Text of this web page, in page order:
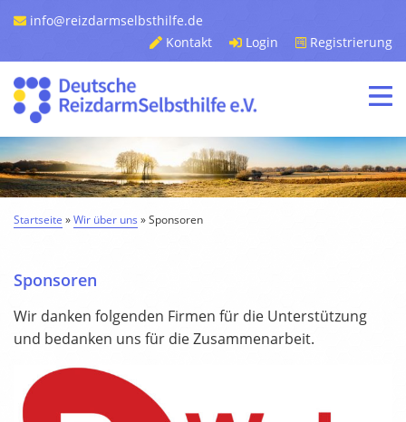
info@reizdarmselbsthilfe.de
Kontakt
Login Registrierung
Startseite »Wir über uns »Sponsoren
Sponsoren
Wir danken folgenden Firmen für die Unterstützung
und bedanken uns für die Zusammenarbeit.